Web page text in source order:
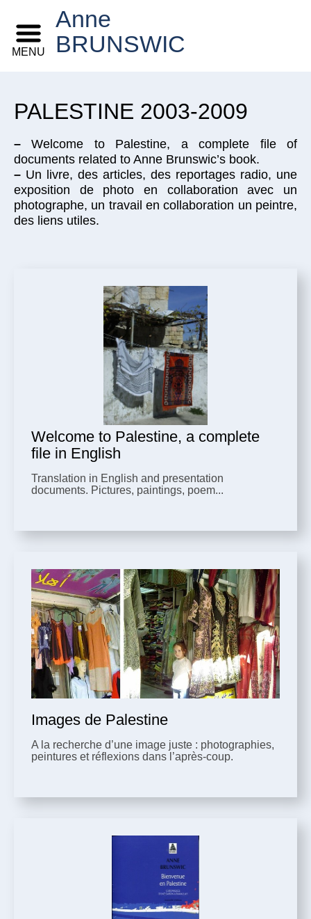
Anne
BRUNSWIC
MENU
PALESTINE 2003-2009
– Welcome to Palestine, a complete file of
documents related to Anne Brunswic’s book.
– Un livre, des articles, des reportages radio, une
exposition de photo en collaboration avec un
photographe, un travail en collaboration un peintre,
des liens utiles.
Welcome to Palestine, a complete
file in English
Translation in English and presentation
documents. Pictures, paintings, poem...
Images de Palestine
A la recherche d’une image juste : photographies,
peintures et réflexions dans l’après-coup.